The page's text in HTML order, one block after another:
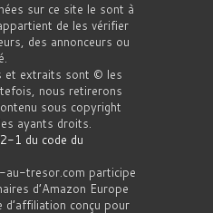
sur ce site le sont à
de les vérifier
des annonceurs ou
et extraits sont © les
nous retirerons
sous copyright
ayants droits.
1 du code du
au-tresor.com participe
d’Amazon Europe
d’affiliation conçu pour